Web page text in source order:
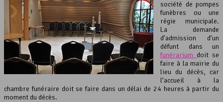
société de pompes
funèbres ou une
régie municipale.
La demande
d’admission d’un
défunt dans un
funérarium doit se
faire à la mairie du
lieu du décès, car
l’accueil à la
chambre funéraire doit se faire dans un délai de 24 heures à partir du
moment du décès.